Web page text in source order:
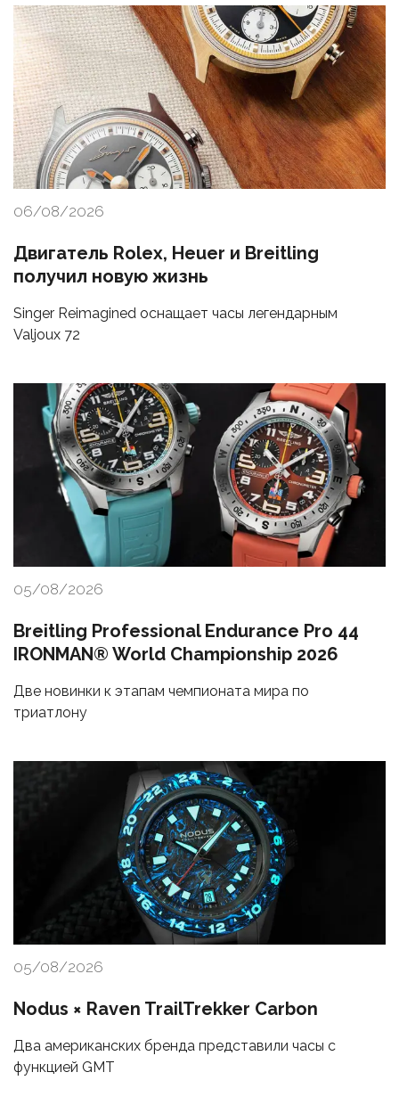
06/08/2026
Двигатель Rolex, Heuer и Breitling
получил новую жизнь
Singer Reimagined оснащает часы легендарным
Valjoux 72
05/08/2026
Breitling Professional Endurance Pro 44
IRONMAN® World Championship 2026
Две новинки к этапам чемпионата мира по
триатлону
05/08/2026
Nodus × Raven TrailTrekker Carbon
Два американских бренда представили часы с
функцией GMT